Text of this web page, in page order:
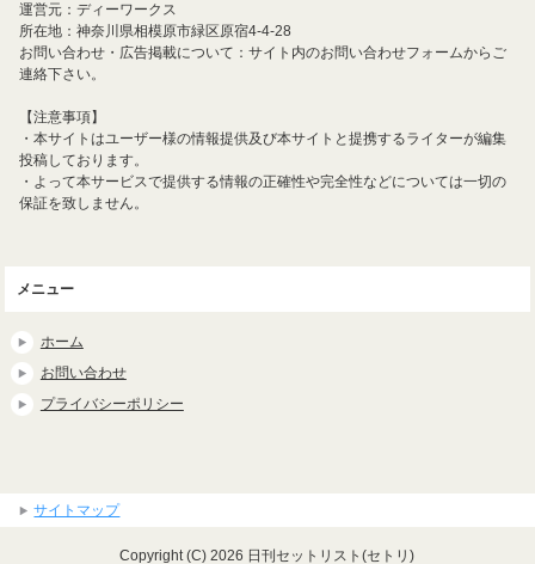
運営元：ディーワークス
所在地：神奈川県相模原市緑区原宿4-4-28
お問い合わせ・広告掲載について：サイト内のお問い合わせフォームからご
連絡下さい。
【注意事項】
・本サイトはユーザー様の情報提供及び本サイトと提携するライターが編集
投稿しております。
・よって本サービスで提供する情報の正確性や完全性などについては一切の
保証を致しません。
メニュー
ホーム
お問い合わせ
プライバシーポリシー
サイトマップ
Copyright (C) 2026 日刊セットリスト(セトリ)